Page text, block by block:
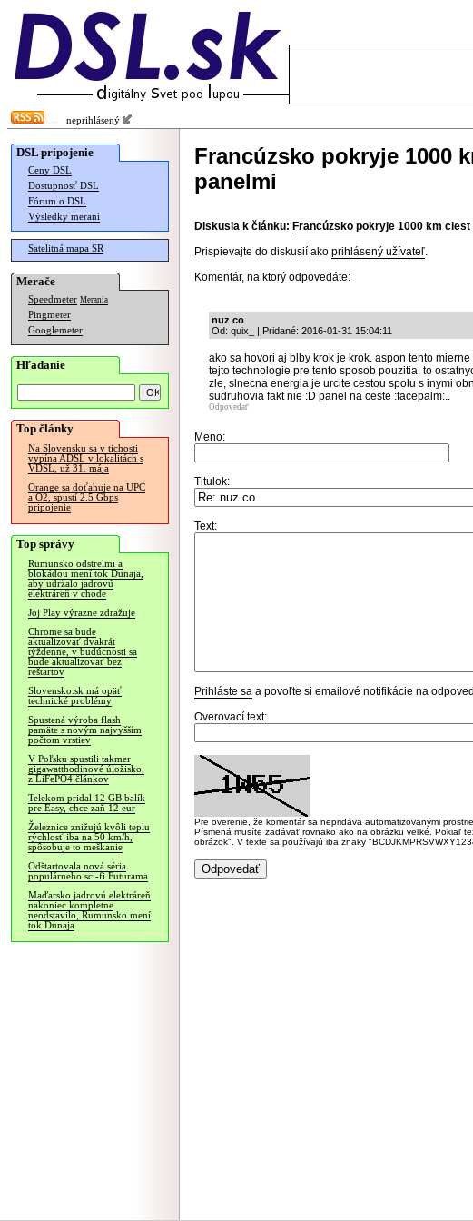
neprihlásený
DSL pripojenie
Ceny DSL
Dostupnosť DSL
Fórum o DSL
Výsledky meraní
Satelitná mapa SR
Merače
Speedmeter Merania
Pingmeter
Googlemeter
Hľadanie
Top články
Na Slovensku sa v tichosti
vypína ADSL v lokalitách s
VDSL, už 31. mája
Orange sa doťahuje na UPC
a O2, spustí 2.5 Gbps
pripojenie
Top správy
Rumunsko odstrelmi a
blokádou mení tok Dunaja,
aby udržalo jadrovú
elektráreň v chode
Joj Play výrazne zdražuje
Chrome sa bude
aktualizovať dvakrát
týždenne, v budúcnosti sa
bude aktualizovať bez
reštartov
Slovensko.sk má opäť
technické problémy
Spustená výroba flash
pamäte s novým najvyšším
počtom vrstiev
V Poľsku spustili takmer
gigawatthodinové úložisko,
z LiFePO4 článkov
Telekom pridal 12 GB balík
pre Easy, chce zaň 12 eur
Železnice znižujú kvôli teplu
rýchlosť iba na 50 km/h,
spôsobuje to meškanie
Odštartovala nová séria
populárneho sci-fi Futurama
Maďarsko jadrovú elektráreň
nakoniec kompletne
neodstavilo, Rumunsko mení
tok Dunaja
Francúzsko pokryje 1000
panelmi
Diskusia k článku: Francúzsko pokryje 1000 km
Prispievajte do diskusií ako prihlásený užívateľ.
Komentár, na ktorý odpovedáte:
nuz co
Od: quix_ | Pridané: 2016-01-31 15:04:11
ako sa hovori aj blby krok je krok. aspon tento
tejto technologie pre tento sposob pouzitia. to
zle, slnecna energia je urcite cestou spolu s inymi
sudruhovia fakt nie :D panel na ceste :facepalm:..
Odpovedať
Meno:
Titulok:
Text:
Prihláste sa a povoľte si emailové notifikácie na
Overovací text:
Pre overenie, že komentár sa nepridáva automatizovanými
Písmená musíte zadávať rovnako ako na obrázku veľké. Pokiaľ
obrázok". V texte sa používajú iba znaky